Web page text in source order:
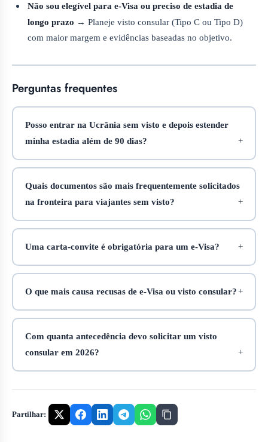
Não sou elegível para e‑Visa ou preciso de estadia de
longo prazo → Planeje visto consular (Tipo C ou Tipo D)
com maior margem e evidências baseadas no objetivo.
Perguntas frequentes
Posso entrar na Ucrânia sem visto e depois estender
minha estadia além de 90 dias?
Quais documentos são mais frequentemente solicitados
na fronteira para viajantes sem visto?
Uma carta-convite é obrigatória para um e‑Visa?
O que mais causa recusas de e‑Visa ou visto consular?
Com quanta antecedência devo solicitar um visto
consular em 2026?
Partilhar: